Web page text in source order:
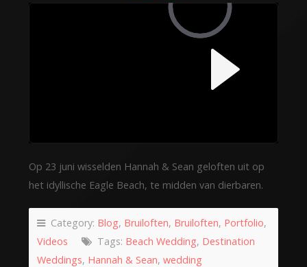
Op 23 juni wisselden Hannah & Sean geloften uit op
het idyllische Eagle Beach, te midden van dierbaren.
Category: Blog, Bruiloften, Bruiloften, Portfolio,
Videos
Tags: Beach Wedding, Destination
Weddings, Hannah & Sean, wedding